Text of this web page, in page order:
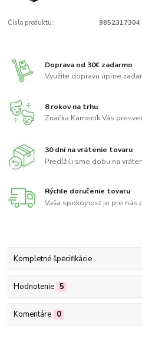
Číslo produktu: 9852317304
Doprava od 30€ zadarmo
Využite dopravu úplne
8 rokov na trhu
Značka Kameník Vás
30 dní na vrátenie tovaru
Predĺžili sme dobu na
Rýchle doručenie tovaru
Vaša spokojnosť je pre nás
Kompletné špecifikácie
Hodnotenie 5
Komentáre 0